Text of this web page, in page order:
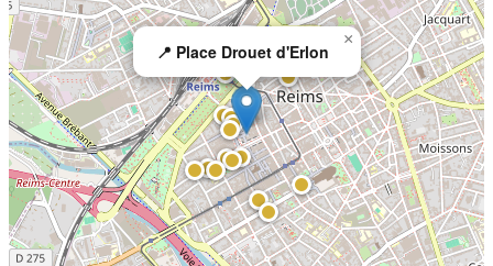
📍 Place Drouet d'Erlon
×